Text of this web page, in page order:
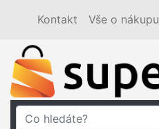
Kontakt Vše o nákupu